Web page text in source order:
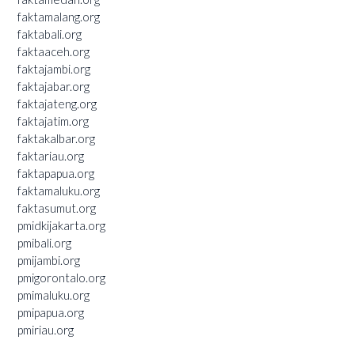
faktamalang.org
faktabali.org
faktaaceh.org
faktajambi.org
faktajabar.org
faktajateng.org
faktajatim.org
faktakalbar.org
faktariau.org
faktapapua.org
faktamaluku.org
faktasumut.org
pmidkijakarta.org
pmibali.org
pmijambi.org
pmigorontalo.org
pmimaluku.org
pmipapua.org
pmiriau.org